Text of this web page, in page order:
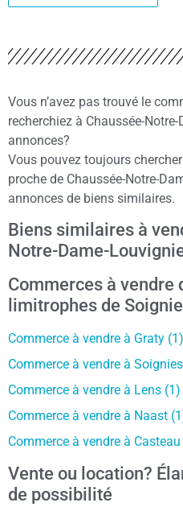
Vous n’avez pas trouvé le
recherchiez à Chaussée-
annonces?
Vous pouvez toujours
proche de Chaussée-Notre-
annonces de biens similaires.
Biens similaires à
Notre-Dame-
Commerces à vendre
limitrophes de
Commerce à vendre à Graty (1)
Commerce à vendre à
Commerce à vendre à Lens (1)
Commerce à vendre à Naast
Commerce à vendre à
Vente ou location?
de possibilité